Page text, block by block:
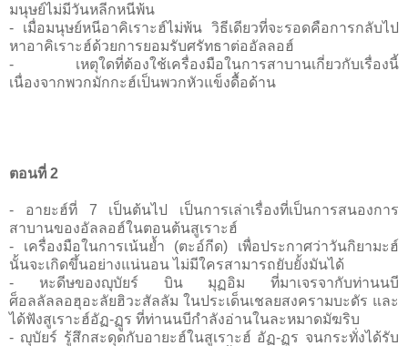
มนุษย์ไม่มีวันหลีกหนีพ้น
- เมื่อมนุษย์หนีอาคิเราะฮ์ไม่พ้น วิธีเดียวที่จะรอดคือการกลับไป
หาอาคิเราะฮ์ด้วยการยอมรับศรัทธาต่ออัลลอฮ์
- เหตุใดที่ต้องใช้เครื่องมือในการสาบานเกี่ยวกับเรื่องนี้
เนื่องจากพวกมักกะฮ์เป็นพวกหัวแข็งดื้อด้าน
ตอนที่ 2
- อายะฮ์ที่ 7 เป็นต้นไป เป็นการเล่าเรื่องที่เป็นการสนองการ
สาบานของอัลลอฮ์ในตอนต้นสูเราะฮ์
- เครื่องมือในการเน้นย้ำ (ตะอ์กีด) เพื่อประกาศว่าวันกิยามะฮ์
นั้นจะเกิดขึ้นอย่างแน่นอน ไม่มีใครสามารถยับยั้งมันได้
- หะดีษของญุบัยร์ บิน มุฏอิม ที่มาเจรจากับท่านนบี
ศ็อลลัลลอฮุอะลัยฮิวะสัลลัม ในประเด็นเชลยสงครามบะดัร และ
ได้ฟังสูเราะฮ์อัฏ-ฏูร ที่ท่านนบีกำลังอ่านในละหมาดมัฆริบ
- ญุบัยร์ รู้สึกสะดุดกับอายะฮ์ในสูเราะฮ์ อัฏ-ฏูร จนกระทั่งได้รับ